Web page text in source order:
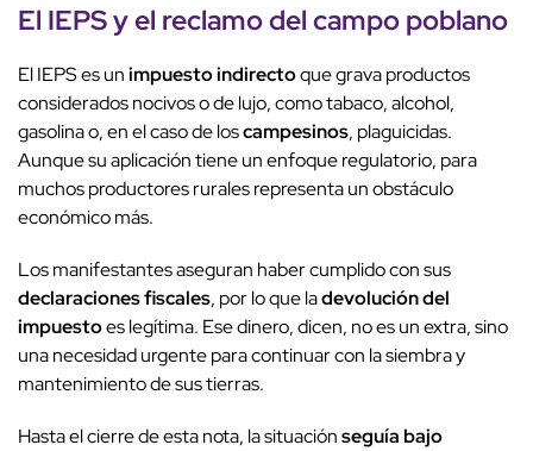
El IEPS y el reclamo del campo poblano
El IEPS es unimpuesto indirectoque grava productos
considerados nocivos o de lujo, como tabaco, alcohol,
gasolina o, en el caso de loscampesinos, plaguicidas.
Aunque su aplicación tiene un enfoque regulatorio, para
muchos productores rurales representa un obstáculo
económico más.
Los manifestantes aseguran haber cumplido con sus
declaraciones fiscales, por lo que ladevolución del
impuestoes legítima. Ese dinero, dicen, no es un extra, sino
una necesidad urgente para continuar con la siembra y
mantenimiento de sus tierras.
Hasta el cierre de esta nota, la situaciónseguía bajo